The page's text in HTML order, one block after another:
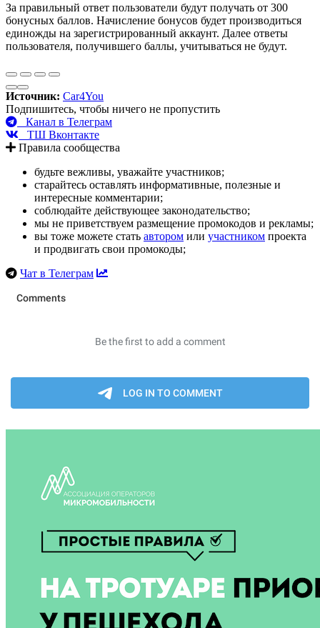
За правильный ответ пользователи будут получать от 300
бонусных баллов. Начисление бонусов будет производиться
единожды на зарегистрированный аккаунт. Далее ответы
пользователя, получившего баллы, учитываться не будут.
Источник: Car4You
Подпишитесь, чтобы ничего не пропустить
Канал в Телеграм
ТШ Вконтакте
Правила сообщества
будьте вежливы, уважайте участников;
старайтесь оставлять информативные, полезные и
интересные комментарии;
соблюдайте действующее законодательство;
мы не приветствуем размещение промокодов и рекламы;
вы тоже можете стать автором или участником проекта
и продвигать свои промокоды;
Чат в Телеграм